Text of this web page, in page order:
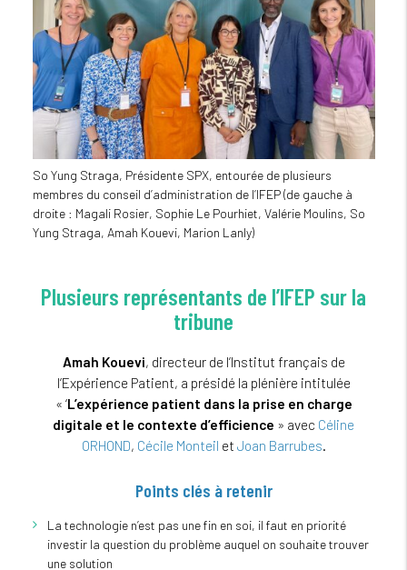
So Yung Straga, Présidente SPX, entourée de plusieurs
membres du conseil d’administration de l’IFEP (de gauche à
droite : Magali Rosier, Sophie Le Pourhiet, Valérie Moulins, So
Yung Straga, Amah Kouevi, Marion Lanly)
Plusieurs représentants de l’IFEP sur la
tribune
Amah Kouevi, directeur de l’Institut français de
l’Expérience Patient, a présidé la plénière intitulée
« ‘L’expérience patient dans la prise en charge
digitale et le contexte d’efficience » avec Céline
ORHOND, Cécile Monteil et Joan Barrubes.
Points clés à retenir
La technologie n’est pas une fin en soi, il faut en priorité
investir la question du problème auquel on souhaite trouver
une solution